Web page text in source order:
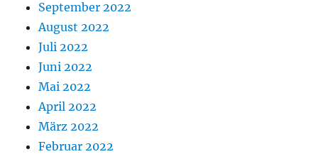
September 2022
August 2022
Juli 2022
Juni 2022
Mai 2022
April 2022
März 2022
Februar 2022